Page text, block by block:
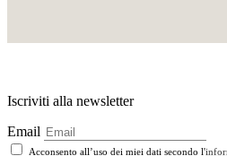
Iscriviti alla newsletter
Email
Acconsento all’uso dei miei dati secondo l'